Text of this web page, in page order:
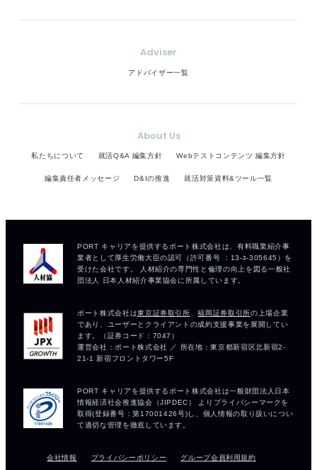
Adviser
アドバイザー一覧
About Us
私たちについて 就活Q&A 編集方針 Webテストコンテンツ 編集方針
編集責任者メッセージ D&Iの推進 就活対策資料&ツール一覧
会社情報 プライバシーポリシー グループ会員利用規約